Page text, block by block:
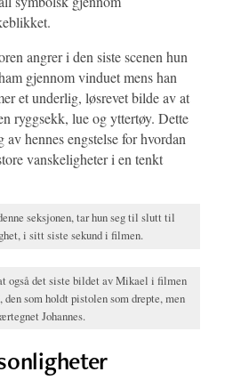
angrer i den siste scenen hun
gjennom vinduet mens han
et underlig, løsrevet bilde av at
ryggsekk, lue og yttertøy. Dette
hennes engstelse for hvordan
vanskeligheter i en tenkt
seksjonen, tar hun seg til slutt til
i sitt siste sekund i filmen.
også det siste bildet av Mikael i filmen
som holdt pistolen som drepte, men
Johannes.